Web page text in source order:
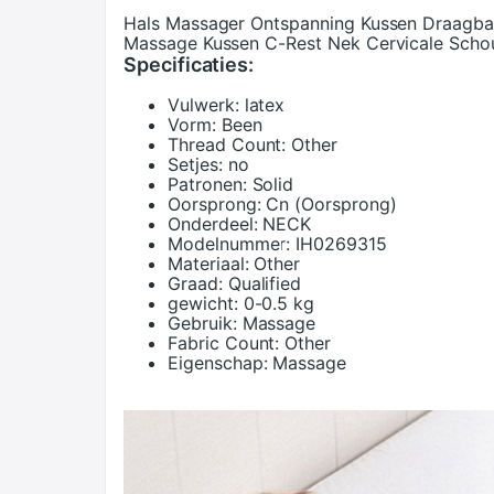
Hals Massager Ontspanning Kussen
Massage Kussen C-Rest Nek Cervicale
Specificaties:
Vulwerk: latex
Vorm: Been
Thread Count: Other
Setjes: no
Patronen: Solid
Oorsprong: Cn (Oorsprong)
Onderdeel: NECK
Modelnummer: IH0269315
Materiaal: Other
Graad: Qualified
gewicht: 0-0.5 kg
Gebruik: Massage
Fabric Count: Other
Eigenschap: Massage